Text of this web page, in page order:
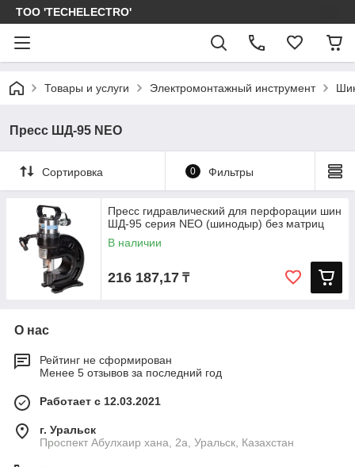
ТОО 'TECHELECTRO'
Товары и услуги Электромонтажный инструмент
Пресс ШД-95 NEO
Сортировка 0 Фильтры
Пресс гидравлический для перфорации шин
ШД-95 серия NEO (шинодыр) без матриц
В наличии
216 187,17 ₸
О нас
Рейтинг не сформирован
Менее 5 отзывов за последний год
Работает с 12.03.2021
г. Уральск
Проспект Абулхаир хана, 2а, Уральск, Казахстан